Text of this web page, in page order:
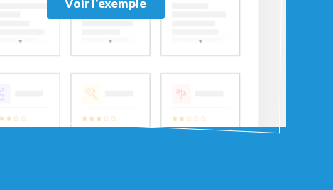
Voir l'exemple